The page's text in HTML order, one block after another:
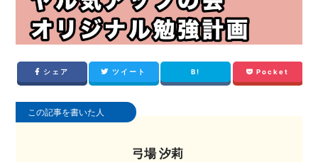
シェア ツイート B! Pocket
この記事を書いた人
弓場 汐莉